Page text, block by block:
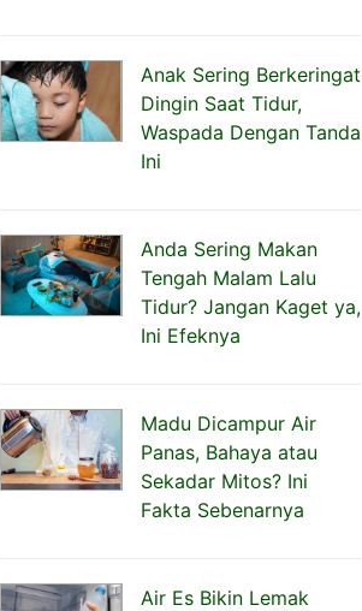
Anak Sering Berkeringat
Dingin Saat Tidur,
Waspada Dengan Tanda
Ini
Anda Sering Makan
Tengah Malam Lalu
Tidur? Jangan Kaget ya,
Ini Efeknya
Madu Dicampur Air
Panas, Bahaya atau
Sekadar Mitos? Ini
Fakta Sebenarnya
Air Es Bikin Lemak